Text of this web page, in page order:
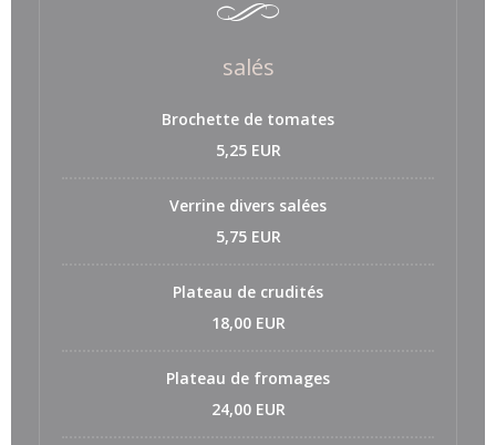
salés
Brochette de tomates
5,25 EUR
Verrine divers salées
5,75 EUR
Plateau de crudités
18,00 EUR
Plateau de fromages
24,00 EUR